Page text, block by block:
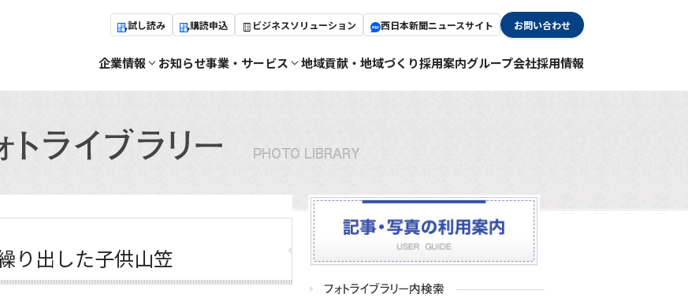
試し読み 購読申込 ビジネスソリューション 西日本新聞ニュースサイト お問い合わせ
企業情報 お知らせ事業・サービス 地域貢献・地域づくり採用案内グループ会社採用情報
り出した子供山笠